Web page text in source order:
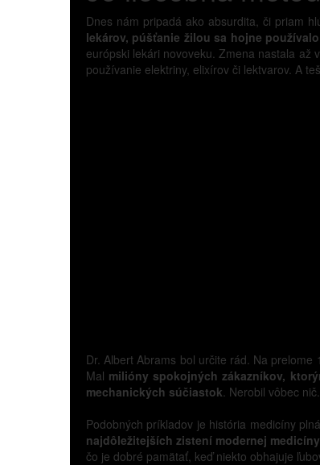
Dnes nám pripadá ako absurdita, či priam
lekárov, púšťanie žilou sa hojne
európski lekári novoveku. Zmena nastala až
používanie elektriny, elixírov či lektvarov. A
Dr. Albert Abrams bol určite rád. Na
Mal milióny spokojných zákazníkov,
mechanických súčiastok. Nerobil vôbec nič.
Podobných príkladov je história medicíny
najdôležitejších zistení modernej
čo je dobré pamätať, keď niekto obhajuje